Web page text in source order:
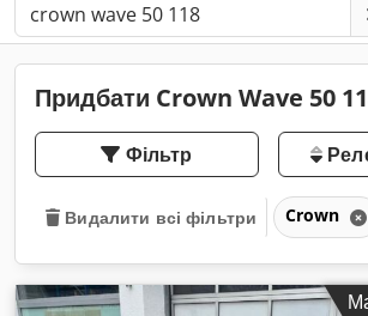
Придбати Crown Wave 50
Фільтр
Видалити всі фільтри Crown